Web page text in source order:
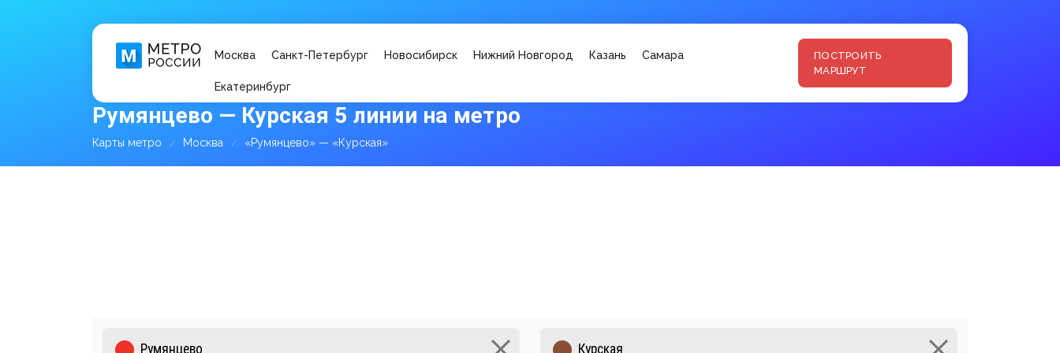
Москва Санкт-Петербург Новосибирск Нижний Новгород Казань Самара
Екатеринбург
ПОСТРОИТЬ
МАРШРУТ
Румянцево — Курская 5 линии на метро
Карты метро Москва «Румянцево» — «Курская»